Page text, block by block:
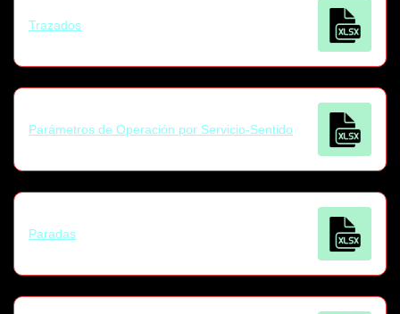
Trazados
Parámetros de Operación por Servicio-Sentido
Paradas